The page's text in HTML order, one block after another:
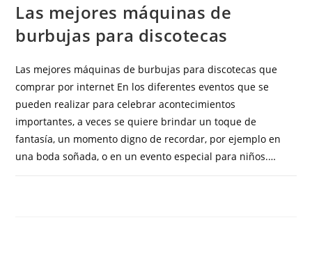
Las mejores máquinas de
burbujas para discotecas
Las mejores máquinas de burbujas para discotecas que
comprar por internet En los diferentes eventos que se
pueden realizar para celebrar acontecimientos
importantes, a veces se quiere brindar un toque de
fantasía, un momento digno de recordar, por ejemplo en
una boda soñada, o en un evento especial para niños.…